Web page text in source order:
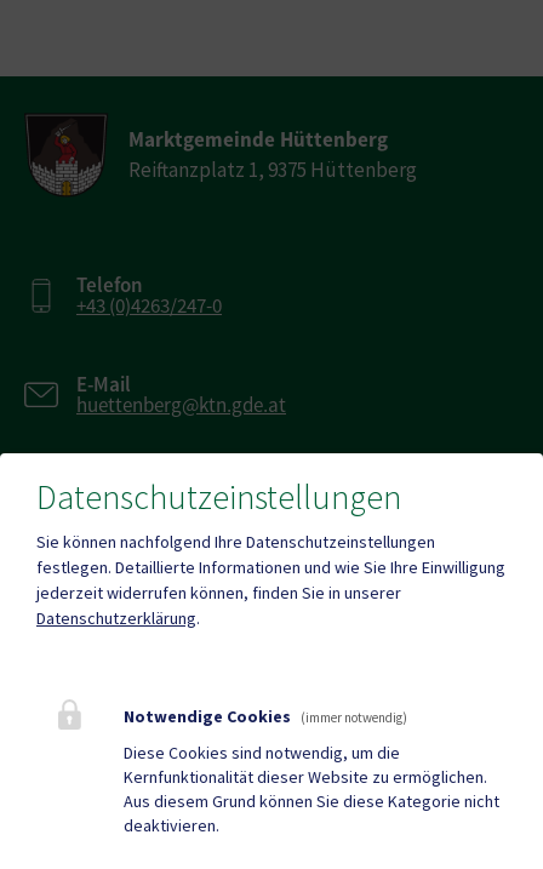
Marktgemeinde Hüttenberg
Reiftanzplatz 1, 9375 Hüttenberg
Telefon
+43 (0)4263/247-0
E-Mail
huettenberg@ktn.gde.at
Fax
+43 (0)4263/784
Quicklinks
Tourismus
Gemeindezeitung
Datenschutzeinstellungen
Sie können nachfolgend Ihre Datenschutzeinstellungen
festlegen. Detaillierte Informationen und wie Sie Ihre Einwilligung
jederzeit widerrufen können, finden Sie in unserer
Datenschutzerklärung.
Notwendige Cookies (immer notwendig)
Diese Cookies sind notwendig, um die
Kernfunktionalität dieser Website zu ermöglichen.
Aus diesem Grund können Sie diese Kategorie nicht
deaktivieren.